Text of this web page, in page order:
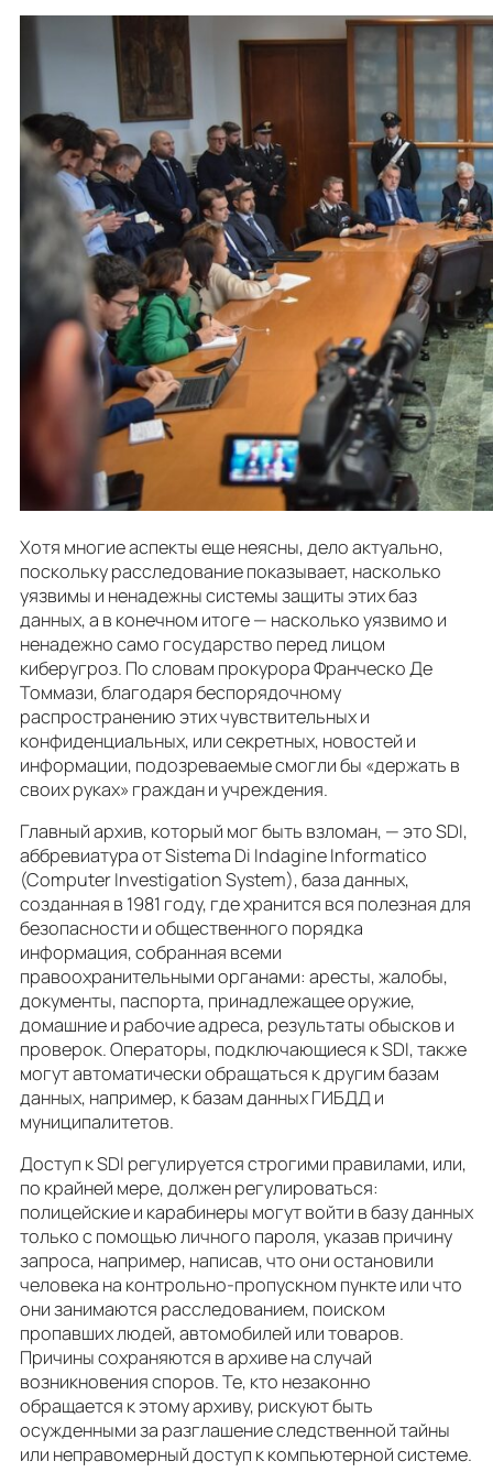
Хотя многие аспекты еще неясны, дело актуально,
поскольку расследование показывает, насколько
уязвимы и ненадежны системы защиты этих баз
данных, а в конечном итоге — насколько уязвимо и
ненадежно само государство перед лицом
киберугроз. По словам прокурора Франческо Де
Томмази, благодаря беспорядочному
распространению этих чувствительных и
конфиденциальных, или секретных, новостей и
информации, подозреваемые смогли бы «держать в
своих руках» граждан и учреждения.
Главный архив, который мог быть взломан, — это SDI,
аббревиатура от Sistema Di Indagine Informatico
(Computer Investigation System), база данных,
созданная в 1981 году, где хранится вся полезная для
безопасности и общественного порядка
информация, собранная всеми
правоохранительными органами: аресты, жалобы,
документы, паспорта, принадлежащее оружие,
домашние и рабочие адреса, результаты обысков и
проверок. Операторы, подключающиеся к SDI, также
могут автоматически обращаться к другим базам
данных, например, к базам данных ГИБДД и
муниципалитетов.
Доступ к SDI регулируется строгими правилами, или,
по крайней мере, должен регулироваться:
полицейские и карабинеры могут войти в базу данных
только с помощью личного пароля, указав причину
запроса, например, написав, что они остановили
человека на контрольно-пропускном пункте или что
они занимаются расследованием, поиском
пропавших людей, автомобилей или товаров.
Причины сохраняются в архиве на случай
возникновения споров. Те, кто незаконно
обращается к этому архиву, рискуют быть
осужденными за разглашение следственной тайны
или неправомерный доступ к компьютерной системе.